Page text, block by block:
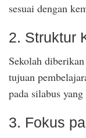
sesuai dengan
2. Struktur
Sekolah
tujuan
pada silabus
3. Fokus